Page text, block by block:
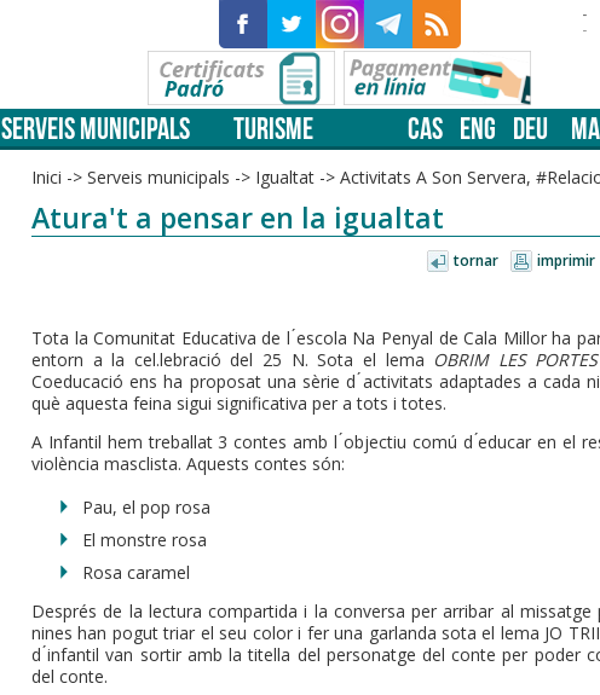
-
-
SERVEIS MUNICIPALS TURISME CAS ENG DEU
Inici -> Serveis municipals -> Igualtat -> Activitats A Son Servera,
Atura't a pensar en la igualtat
tornar imprimir
Tota la Comunitat Educativa de l ́escola Na Penyal de Cala Millor ha
entorn a la cel.lebració del 25 N. Sota el lema OBRIM LES
Coeducació ens ha proposat una sèrie d ́activitats adaptades a cada
què aquesta feina sigui significativa per a tots i totes.
A Infantil hem treballat 3 contes amb l ́objectiu comú d ́educar en el
violència masclista. Aquests contes són:
Pau, el pop rosa
El monstre rosa
Rosa caramel
Després de la lectura compartida i la conversa per arribar al
nines han pogut triar el seu color i fer una garlanda sota el lema JO
d ́infantil van sortir amb la titella del personatge del conte per poder
del conte.